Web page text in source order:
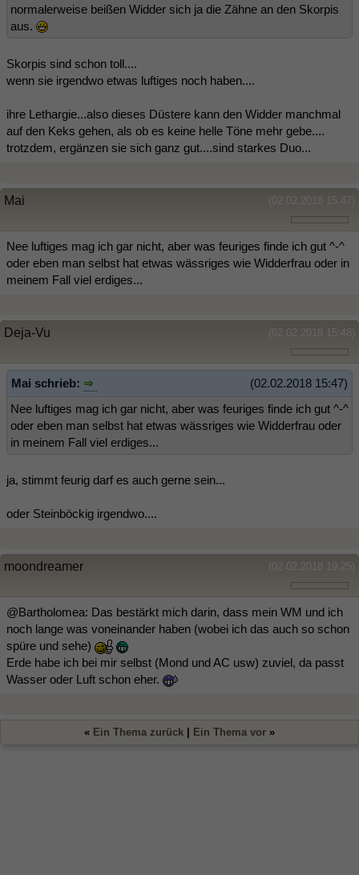
normalerweise beißen Widder sich ja die Zähne an den Skorpis
aus.
Skorpis sind schon toll....
wenn sie irgendwo etwas luftiges noch haben....
ihre Lethargie...also dieses Düstere kann den Widder manchmal
auf den Keks gehen, als ob es keine helle Töne mehr gebe....
trotzdem, ergänzen sie sich ganz gut....sind starkes Duo...
(02.02.2018 15:47)
Mai
Nee luftiges mag ich gar nicht, aber was feuriges finde ich gut ^-^
oder eben man selbst hat etwas wässriges wie Widderfrau oder in
meinem Fall viel erdiges...
(02.02.2018 15:48)
Deja-Vu
(02.02.2018 15:47)
Mai schrieb:
Nee luftiges mag ich gar nicht, aber was feuriges finde ich gut ^-^
oder eben man selbst hat etwas wässriges wie Widderfrau oder
in meinem Fall viel erdiges...
ja, stimmt feurig darf es auch gerne sein...
oder Steinböckig irgendwo....
(02.02.2018 19:25)
moondreamer
@Bartholomea: Das bestärkt mich darin, dass mein WM und ich
noch lange was voneinander haben (wobei ich das auch so schon
spüre und sehe)
Erde habe ich bei mir selbst (Mond und AC usw) zuviel, da passt
Wasser oder Luft schon eher.
« Ein Thema zurück Ein Thema vor »